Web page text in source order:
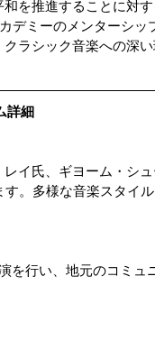
を推進することに対す
デミーのメンターシッ
ラシック音楽への深
詳細
イ氏、ギヨーム・シ
。多様な音楽スタイ
を行い、地元のコミュ